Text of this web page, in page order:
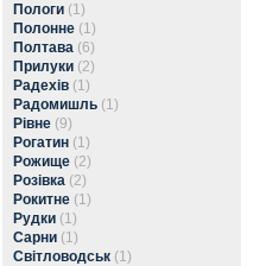
Пологи (1)
Полонне (1)
Полтава (6)
Прилуки (2)
Радехів (1)
Радомишль (1)
Рівне (9)
Рогатин (1)
Рожище (2)
Розівка (2)
Рокитне (1)
Рудки (1)
Сарни (1)
Світловодськ (1)